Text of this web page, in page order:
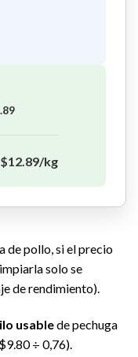
$12.89/kg
de pollo, si el precio
solo se
de rendimiento).
usablede pechuga
÷ 0,76).